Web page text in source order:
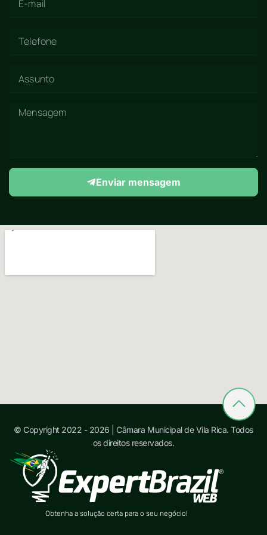
Enviar mensagem
© Copyright 2022 - 2026 | Câmara Municipal de Vila Rica. Todos
os direitos reservados.
Obtenha a solução certa para o seu negócio!